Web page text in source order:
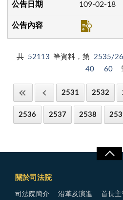
109-02-18
共 52113 筆資料，第 2535/
40
60
2531 2532
2536 2537 2538
關於司法院
司法院簡介 沿革及演進 首長主